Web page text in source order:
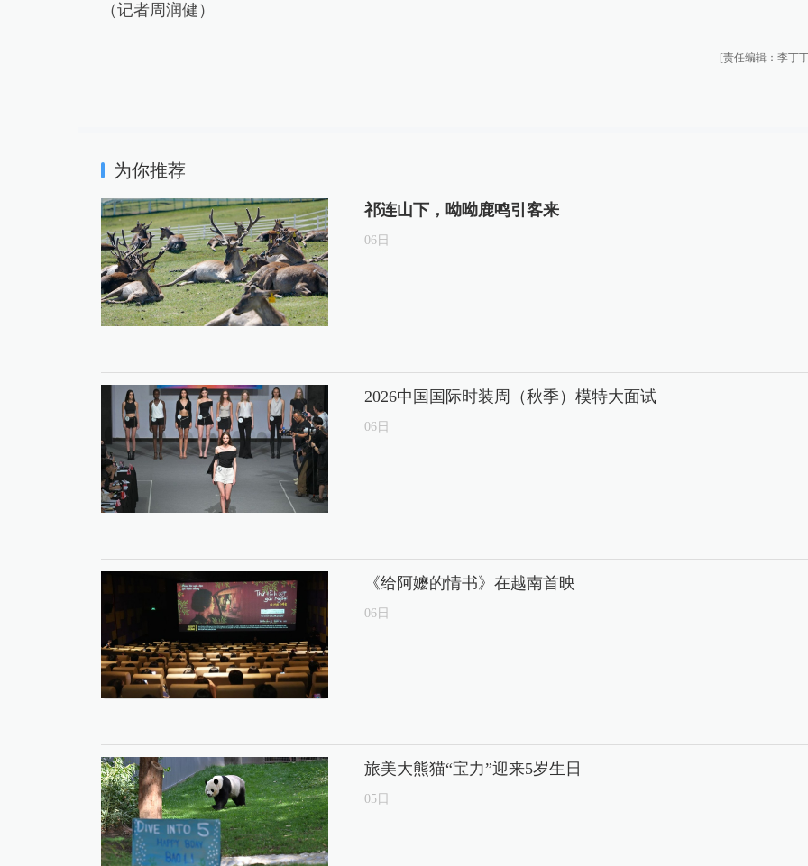
（记者周润健）
[责任编辑：李丁
为你推荐
祁连山下，呦呦鹿鸣引客来
06日
2026中国国际时装周（秋季）模特大面试
06日
《给阿嬷的情书》在越南首映
06日
旅美大熊猫“宝力”迎来5岁生日
05日